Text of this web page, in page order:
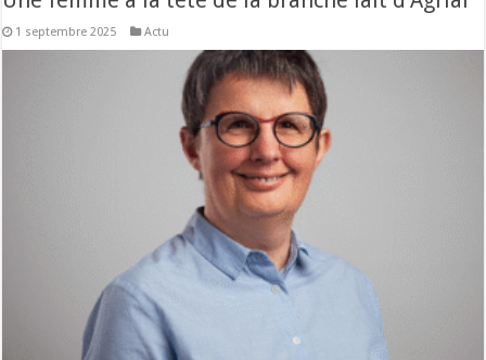
Les canicules freinent la collecte laitière
1 septembre 2025 Actu